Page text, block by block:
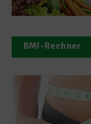
BMI-Rechner